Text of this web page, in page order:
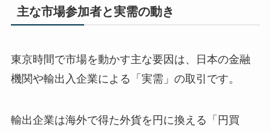
主な市場参加者と実需の動き
東京時間で市場を動かす主な要因は、日本の金融
機関や輸出入企業による「実需」の取引です。
輸出企業は海外で得た外貨を円に換える「円買